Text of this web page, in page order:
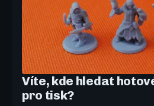
Víte, kde hledat
pro tisk?